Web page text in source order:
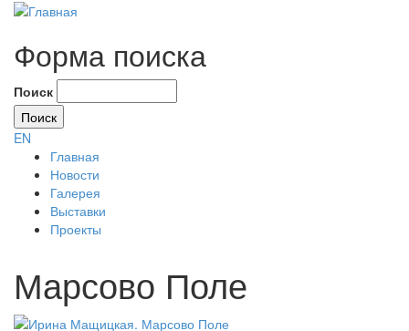
Форма поиска
Поиск
EN
Главная
Новости
Галерея
Выставки
Проекты
Марсово Поле